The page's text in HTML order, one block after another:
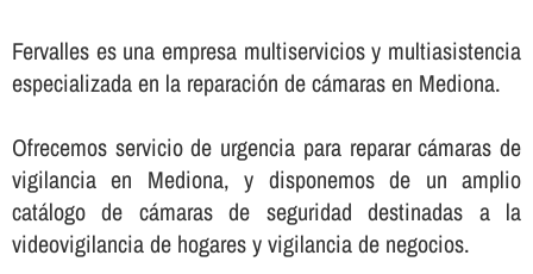
Fervalles es una empresa multiservicios y multiasistencia
especializada en la reparación de cámaras en Mediona.
Ofrecemos servicio de urgencia para reparar cámaras de
vigilancia en Mediona, y disponemos de un amplio
catálogo de cámaras de seguridad destinadas a la
videovigilancia de hogares y vigilancia de negocios.